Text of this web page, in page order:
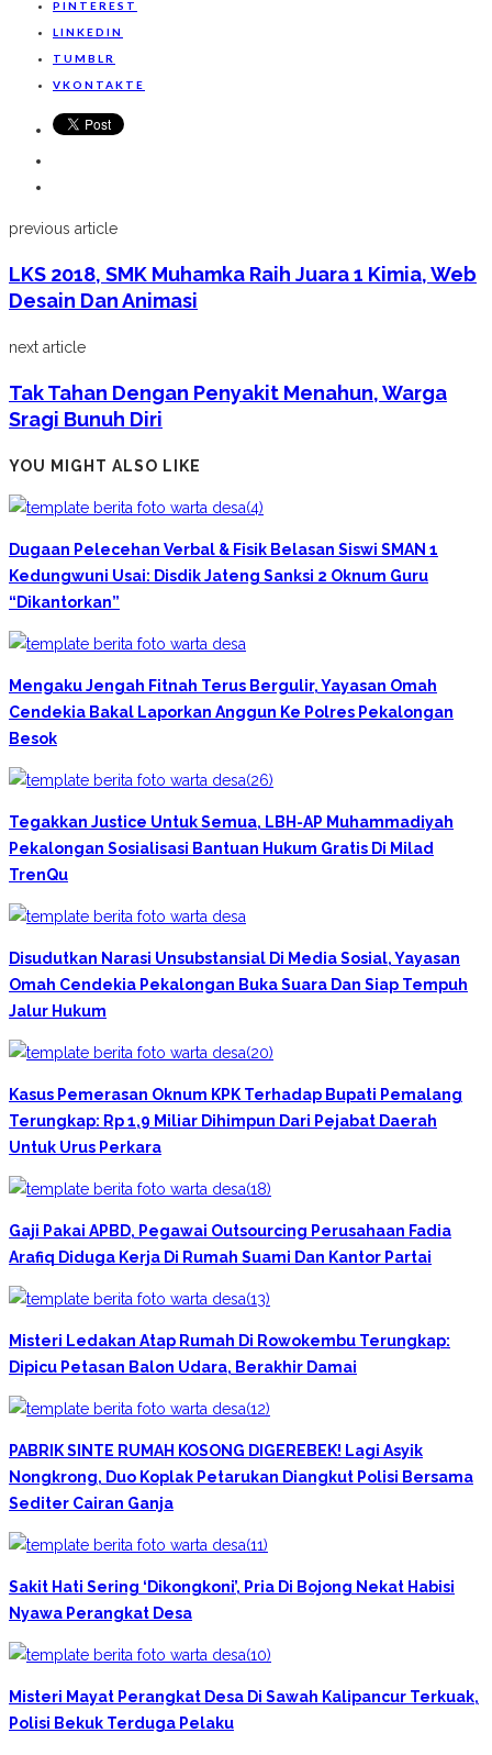
PINTEREST
LINKEDIN
TUMBLR
VKONTAKTE
previous article
LKS 2018, SMK Muhamka Raih Juara 1 Kimia, Web
Desain Dan Animasi
next article
Tak Tahan Dengan Penyakit Menahun, Warga
Sragi Bunuh Diri
YOU MIGHT ALSO LIKE
Dugaan Pelecehan Verbal & Fisik Belasan Siswi SMAN 1
Kedungwuni Usai: Disdik Jateng Sanksi 2 Oknum Guru
“Dikantorkan”
Mengaku Jengah Fitnah Terus Bergulir, Yayasan Omah
Cendekia Bakal Laporkan Anggun Ke Polres Pekalongan
Besok
Tegakkan Justice Untuk Semua, LBH-AP Muhammadiyah
Pekalongan Sosialisasi Bantuan Hukum Gratis Di Milad
TrenQu
Disudutkan Narasi Unsubstansial Di Media Sosial, Yayasan
Omah Cendekia Pekalongan Buka Suara Dan Siap Tempuh
Jalur Hukum
Kasus Pemerasan Oknum KPK Terhadap Bupati Pemalang
Terungkap: Rp 1,9 Miliar Dihimpun Dari Pejabat Daerah
Untuk Urus Perkara
Gaji Pakai APBD, Pegawai Outsourcing Perusahaan Fadia
Arafiq Diduga Kerja Di Rumah Suami Dan Kantor Partai
Misteri Ledakan Atap Rumah Di Rowokembu Terungkap:
Dipicu Petasan Balon Udara, Berakhir Damai
PABRIK SINTE RUMAH KOSONG DIGEREBEK! Lagi Asyik
Nongkrong, Duo Koplak Petarukan Diangkut Polisi Bersama
Sediter Cairan Ganja
Sakit Hati Sering ‘Dikongkoni’, Pria Di Bojong Nekat Habisi
Nyawa Perangkat Desa
Misteri Mayat Perangkat Desa Di Sawah Kalipancur Terkuak,
Polisi Bekuk Terduga Pelaku